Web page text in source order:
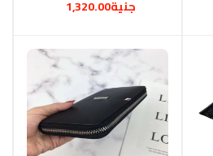
جنية1,320.00